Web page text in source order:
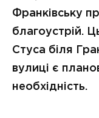
Франківську
благоустрій.
Стуса біля
вулиці є
необхідність.